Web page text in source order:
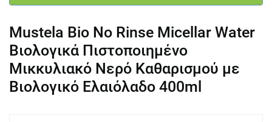
Mustela Bio No Rinse Micellar Water
Βιολογικά Πιστοποιημένο
Μικκυλιακό Νερό Καθαρισμού με
Βιολογικό Ελαιόλαδο 400ml